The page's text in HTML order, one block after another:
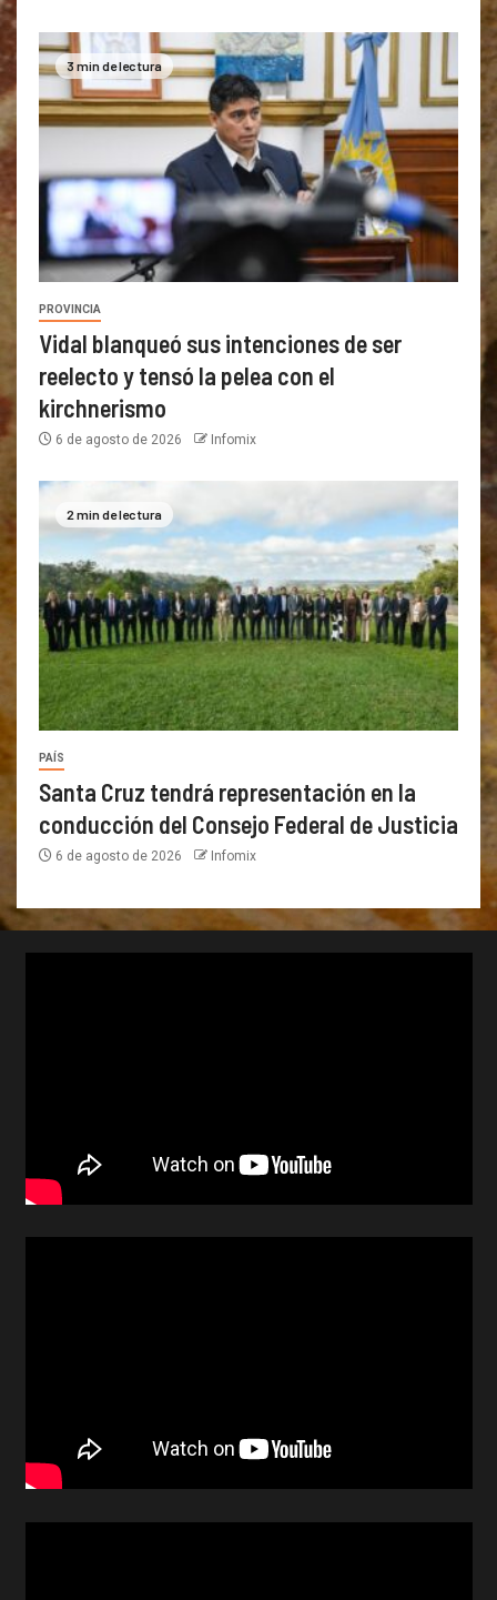
3 min de lectura
PROVINCIA
Vidal blanqueó sus intenciones de ser
reelecto y tensó la pelea con el
kirchnerismo
6 de agosto de 2026 Infomix
2 min de lectura
PAÍS
Santa Cruz tendrá representación en la
conducción del Consejo Federal de Justicia
6 de agosto de 2026 Infomix